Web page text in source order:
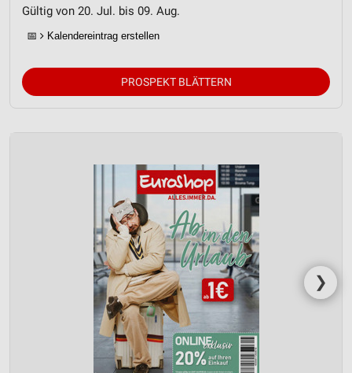
Gültig von 20. Jul. bis 09. Aug.
📅 Kalendereintrag erstellen
PROSPEKT BLÄTTERN
❯